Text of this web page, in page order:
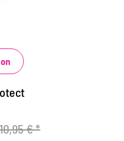
del material
10,95 € *